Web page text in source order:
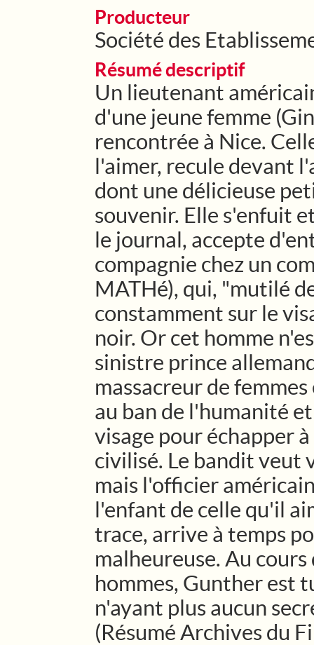
Producteur
Société des
Résumé descriptif
Un lieutenant
d'une jeune femme
rencontrée à Nice.
l'aimer, recule devant
dont une délicieuse
souvenir. Elle s'enfuit
le journal, accepte
compagnie chez un
MATHé), qui, "mutilé
constamment sur le
noir. Or cet homme
sinistre prince
massacreur de
au ban de l'humanité
visage pour échapper
civilisé. Le bandit veut
mais l'officier
l'enfant de celle qu'il
trace, arrive à temps
malheureuse. Au
hommes, Gunther est
n'ayant plus aucun
(Résumé Archives du